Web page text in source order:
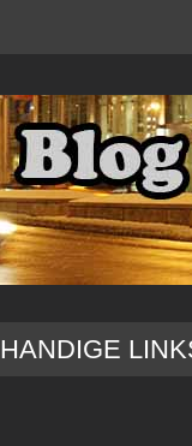
HANDIGE